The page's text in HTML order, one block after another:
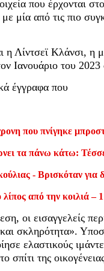
που έρχονται
μία από τις πιο
η Λίντσεϊ Κλάνσι, η
Ιανουάριο του
έγγραφα που
που πνίγηκε
τα πάνω κάτω:
- Βρισκόταν για
από την κοιλιά –
οι εισαγγελείς
σκληρότητα».
ελαστικούς
σπίτι της